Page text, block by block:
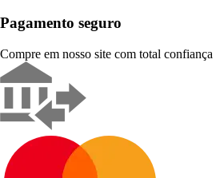
Pagamento seguro
Compre em nosso site com total confiança